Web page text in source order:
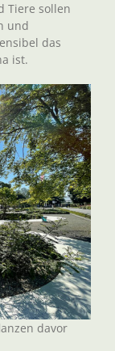
Tiere sollen
und
das
ist.
davor